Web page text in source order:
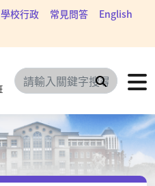
學校行政 常見問答 English
搜尋